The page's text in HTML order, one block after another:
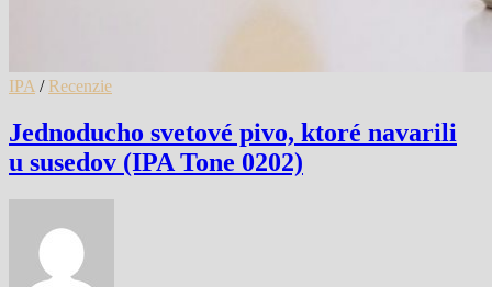
IPA / Recenzie
Jednoducho svetové pivo, ktoré navarili
u susedov (IPA Tone 0202)